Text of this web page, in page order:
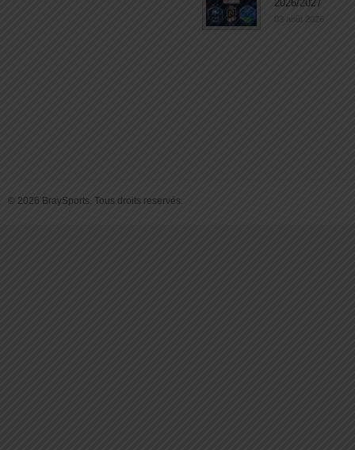
2026/2027
03 août 2026
© 2026 BraySports. Tous droits reservés.